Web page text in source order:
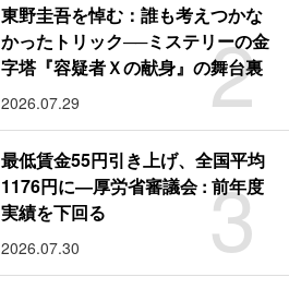
2
東野圭吾を悼む：誰も考えつかな
かったトリック──ミステリーの金
字塔『容疑者Ｘの献身』の舞台裏
2026.07.29
3
最低賃金55円引き上げ、全国平均
1176円に―厚労省審議会 : 前年度
実績を下回る
2026.07.30